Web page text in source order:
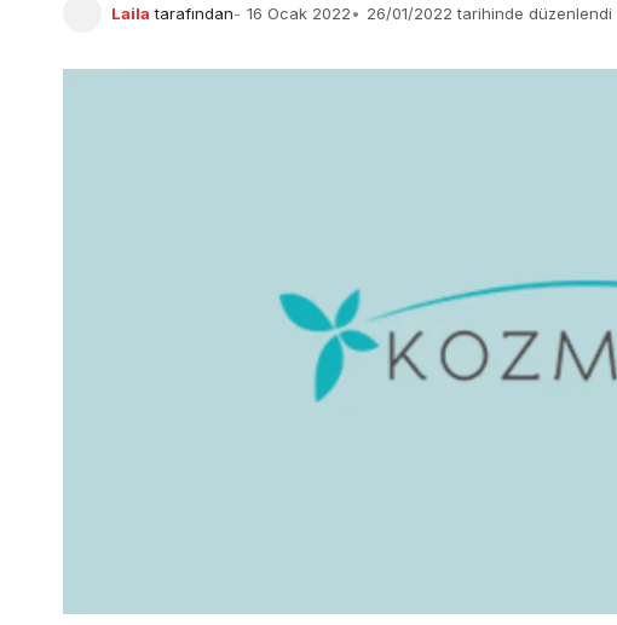
Laila tarafından 16 Ocak 2022 26/01/2022 tarihinde düzenlendi